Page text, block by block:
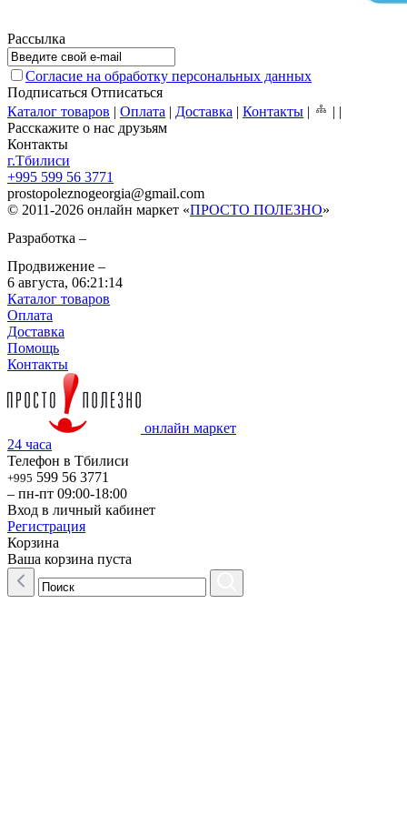
Рассылка
Согласие на обработку персональных данных
Подписаться Отписаться
Каталог товаров | Оплата | Доставка | Контакты | | |
Расскажите о нас друзьям
Контакты
г.Тбилиси
+995 599 56 3771
prostopoleznogeorgia@gmail.com
© 2011-2026 онлайн маркет «ПРОСТО ПОЛЕЗНО»
Разработка –
Продвижение –
6 августа, 06:21:14
Каталог товаров
Оплата
Доставка
Помощь
Контакты
онлайн маркет
24 часа
Телефон в Тбилиси
+995 599 56 3771
– пн-пт 09:00-18:00
Вход в личный кабинет
Регистрация
Корзина
Ваша корзина пуста